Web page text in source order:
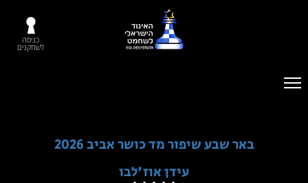
כניסה
לשחקנים
באר שבע שיפור מד כושר אביב 2026
עידן אוז'לבו